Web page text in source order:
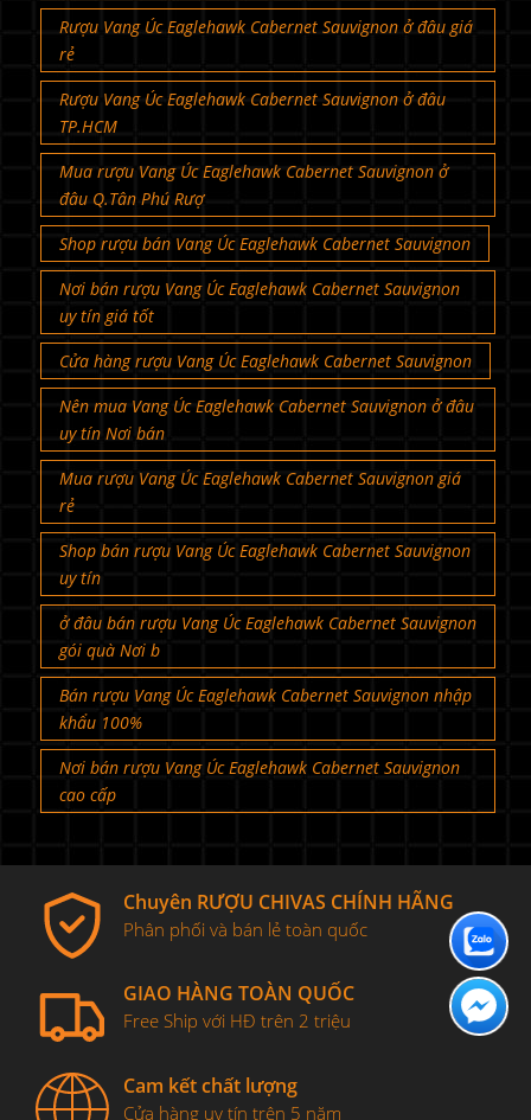
Rượu Vang Úc Eaglehawk Cabernet Sauvignon ở đâu giá
rẻ
Rượu Vang Úc Eaglehawk Cabernet Sauvignon ở đâu
TP.HCM
Mua rượu Vang Úc Eaglehawk Cabernet Sauvignon ở
đâu Q.Tân Phú Rượ
Shop rượu bán Vang Úc Eaglehawk Cabernet Sauvignon
Nơi bán rượu Vang Úc Eaglehawk Cabernet Sauvignon
uy tín giá tốt
Cửa hàng rượu Vang Úc Eaglehawk Cabernet Sauvignon
Nên mua Vang Úc Eaglehawk Cabernet Sauvignon ở đâu
uy tín Nơi bán
Mua rượu Vang Úc Eaglehawk Cabernet Sauvignon giá
rẻ
Shop bán rượu Vang Úc Eaglehawk Cabernet Sauvignon
uy tín
ở đâu bán rượu Vang Úc Eaglehawk Cabernet Sauvignon
gói quà Nơi b
Bán rượu Vang Úc Eaglehawk Cabernet Sauvignon nhập
khẩu 100%
Nơi bán rượu Vang Úc Eaglehawk Cabernet Sauvignon
cao cấp
Chuyên RƯỢU CHIVAS CHÍNH HÃNG
Phân phối và bán lẻ toàn quốc
GIAO HÀNG TOÀN QUỐC
Free Ship với HĐ trên 2 triệu
Cam kết chất lượng
Cửa hàng uy tín trên 5 năm